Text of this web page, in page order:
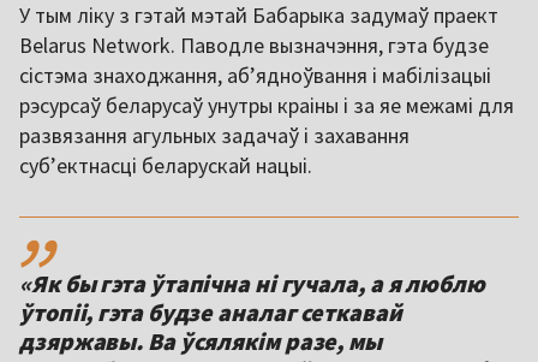
У тым ліку з гэтай мэтай Бабарыка задумаў праект
Belarus Network. Паводле вызначэння, гэта будзе
сістэма знаходжання, аб’ядноўвання і мабілізацыі
рэсурсаў беларусаў унутры краіны і за яе межамі для
развязання агульных задачаў і захавання
суб’ектнасці беларускай нацыі.
,,
«Як бы гэта ўтапічна ні гучала, а я люблю
ўтопіі, гэта будзе аналаг сеткавай
дзяржавы. Ва ўсялякім разе, мы